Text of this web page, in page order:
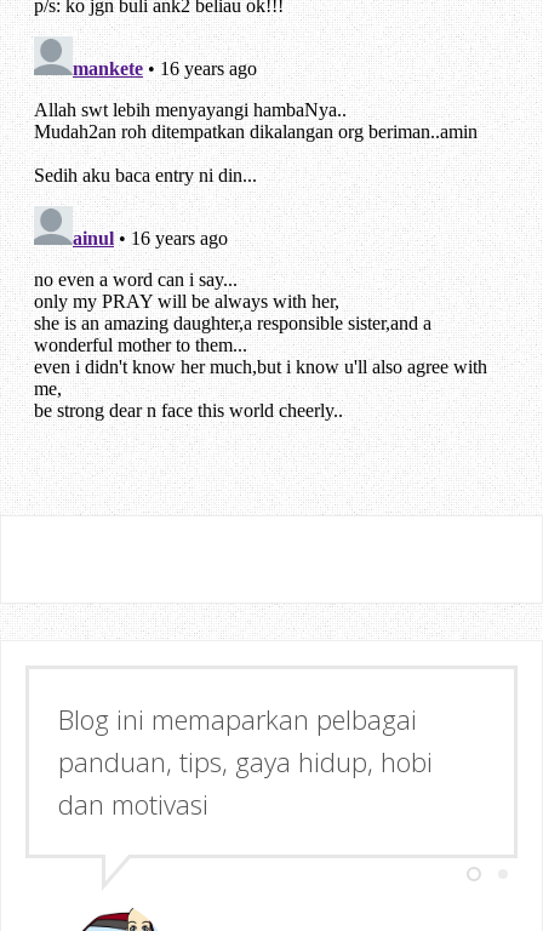
Blog ini memaparkan pelbagai
panduan, tips, gaya hidup, hobi
dan motivasi
Semoga dapat memberi Manfaat &
Inspirasi kepada anda!